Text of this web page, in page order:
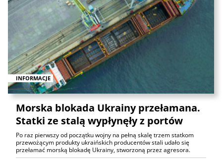
INFORMACJE
Morska blokada Ukrainy przełamana.
Statki ze stalą wypłynęły z portów
Po raz pierwszy od początku wojny na pełną skalę trzem statkom
przewożącym produkty ukraińskich producentów stali udało się
przełamać morską blokadę Ukrainy, stworzoną przez agresora.